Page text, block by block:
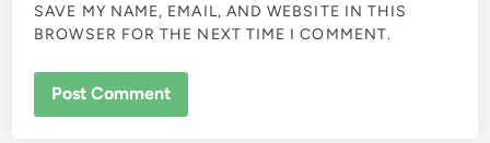
SAVE MY NAME, EMAIL, AND WEBSITE IN THIS
BROWSER FOR THE NEXT TIME I COMMENT.